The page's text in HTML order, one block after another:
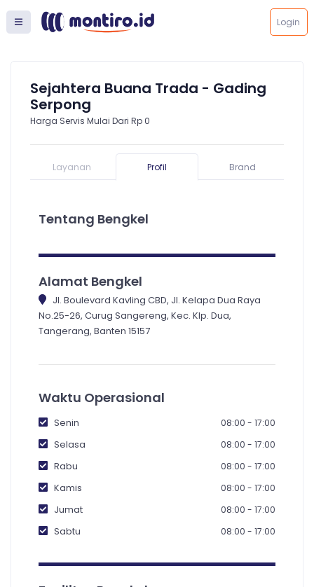
Login
Sejahtera Buana Trada - Gading
Serpong
Harga Servis Mulai Dari Rp 0
Layanan Profil Brand
Tentang Bengkel
Alamat Bengkel
Jl. Boulevard Kavling CBD, Jl. Kelapa Dua Raya
No.25-26, Curug Sangereng, Kec. Klp. Dua,
Tangerang, Banten 15157
Waktu Operasional
Senin 08:00 - 17:00
Selasa 08:00 - 17:00
Rabu 08:00 - 17:00
Kamis 08:00 - 17:00
Jumat 08:00 - 17:00
Sabtu 08:00 - 17:00